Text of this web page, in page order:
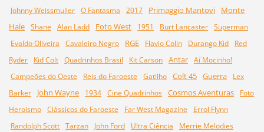
Johnny Weissmuller O Fantasma 2017 Primaggio Mantovi
Monte
Hale Shane Alan Ladd Foto West 1951 Burt Lancaster Superman
Evaldo Oliveira
Cavaleiro Negro RGE Flavio Colin Durango Kid
Red
Ryder
Kid Colt Quadrinhos Brasil Kit Carson Antar Aí Mocinho!
Campeões do Oeste
Reis do Faroeste Gatilho Colt 45 Guerra
Lex
Barker
John Wayne 1934 Cine Quadrinhos Cosmos Aventuras
Foto
Heroismo Clássicos do Faroeste Far West Magazine
Errol Flynn
Randolph Scott Tarzan John Ford Ultra Ciência
Merrie Melodies